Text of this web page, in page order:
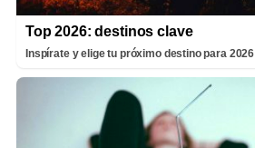
Top 2026: destinos clave
Inspírate y elige tu próximo destino para 2026